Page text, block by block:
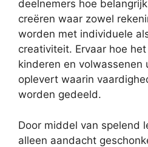
deelnemers hoe
creëren waar zowel
worden met individuele
creativiteit. Ervaar hoe
kinderen en volwassenen
oplevert waarin
worden gedeeld.
Door middel van spelend
alleen aandacht